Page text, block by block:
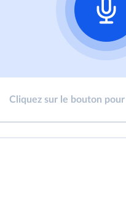
Cliquez sur le bouton